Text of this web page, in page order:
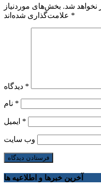
نخواهد شد. بخش‌های موردنیاز
*
*
*
*
وب‌ سایت
آخرین خبرها و اطلاعیه ها